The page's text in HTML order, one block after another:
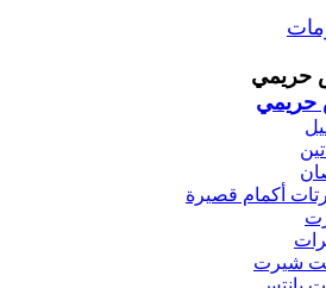
حريمي
حريمي
أكمام قصيرة
شيرت